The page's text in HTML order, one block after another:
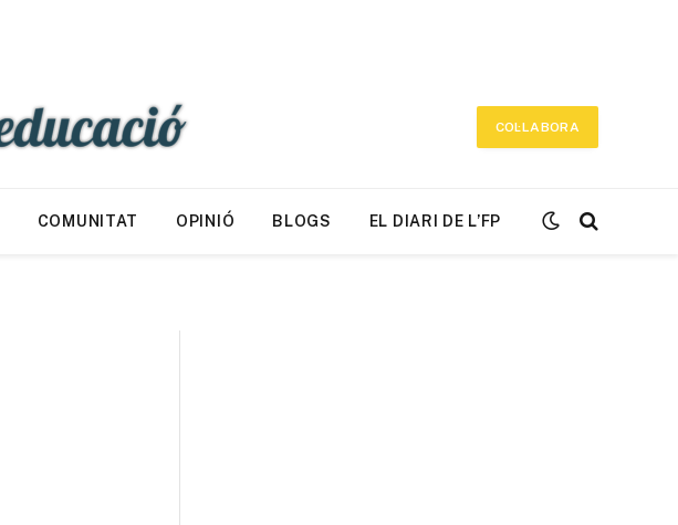
COL·LABORA
COMUNITAT OPINIÓ BLOGS EL DIARI DE L’FP